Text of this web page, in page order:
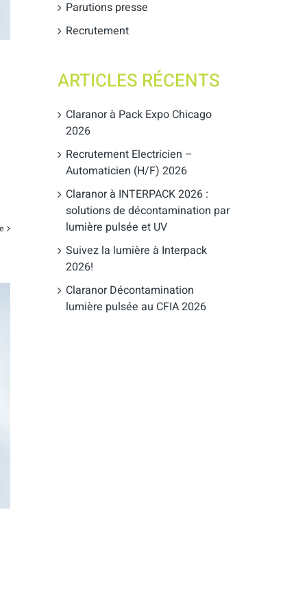
Parutions presse
Recrutement
ARTICLES RÉCENTS
Claranor à Pack Expo Chicago
2026
Recrutement Electricien –
Automaticien (H/F) 2026
Claranor à INTERPACK 2026 :
solutions de décontamination par
lumière pulsée et UV
Suivez la lumière à Interpack
2026!
Claranor Décontamination
lumière pulsée au CFIA 2026